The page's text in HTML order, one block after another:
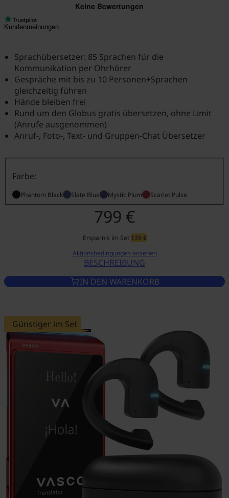
Kundenmeinungen
Sprachübersetzer: 85 Sprachen für die
Kommunikation per Ohrhörer
Gespräche mit bis zu 10 Personen+Sprachen
gleichzeitig führen
Hände bleiben frei
Rund um den Globus gratis übersetzen, ohne Limit
(Anrufe ausgenommen)
Anruf-, Foto-, Text- und Gruppen-Chat Übersetzer
Farbe:
Phantom Black Slate Blue Mystic Plum Scarlet Pulse
BESCHREIBUNGVASCO TRANSLATOR Q1
799 €
Ersparnis im Set 139 €
Aktionsbedingungen ansehen
IN DEN WARENKORB
Günstiger im Set